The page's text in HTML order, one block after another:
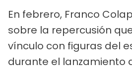
En febrero, Franco
sobre la repercusión
vínculo con figuras del
durante el lanzamiento